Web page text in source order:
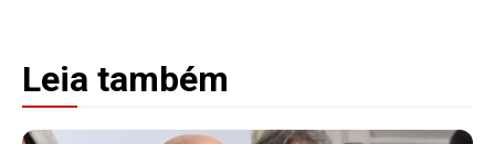
Leia também